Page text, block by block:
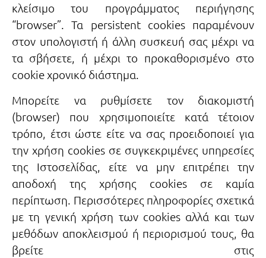
κλείσιμο του προγράμματος περιήγησης
“browser”. Τα persistent cookies παραμένουν
στον υπολογιστή ή άλλη συσκευή σας μέχρι να
τα σβήσετε, ή μέχρι το προκαθορισμένο στο
cookie χρονικό διάστημα.
Μπορείτε να ρυθμίσετε τον διακομιστή
(browser) που χρησιμοποιείτε κατά τέτοιον
τρόπο, έτσι ώστε είτε να σας προειδοποιεί για
την χρήση cookies σε συγκεκριμένες υπηρεσίες
της Ιστοσελίδας, είτε να μην επιτρέπει την
αποδοχή της χρήσης cookies σε καμία
περίπτωση. Περισσότερες πληροφορίες σχετικά
με τη γενική χρήση των cookies αλλά και των
μεθόδων αποκλεισμού ή περιορισμού τους, θα
βρείτε στις